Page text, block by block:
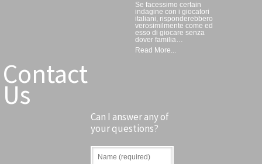
Se facessimo certain
indagine con i giocatori
italiani, risponderebbero
verosimilmente come ed
esso di giocare senza
dover familia…
Read More...
Contact
Us
Can I answer any of
your questions?